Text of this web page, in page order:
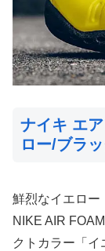
ナイキ エ
ロー/ブラッ
鮮烈なイエロー
NIKE AIR
クトカラー「イ